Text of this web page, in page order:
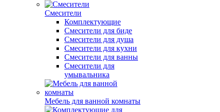
Смесители
Комплектующие
Смесители для биде
Смесители для душа
Смесители для кухни
Смесители для ванны
Смесители для
умывальника
Мебель для ванной комнаты